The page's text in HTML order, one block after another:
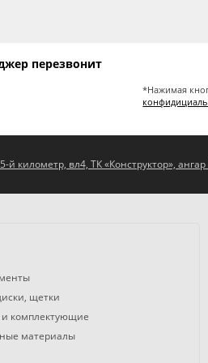
перезвонит
*Нажимая
й километр, вл4, ТК «Конструктор», ангар
щетки
и комплектующие
материалы